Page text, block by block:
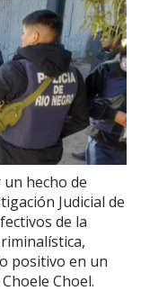
hecho de
Judicial de
de la
positivo en un
Choel.